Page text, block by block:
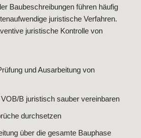
Baubeschreibungen führen häufig
juristische Verfahren.
juristische Kontrolle von
und Ausarbeitung von
B juristisch sauber vereinbaren
durchsetzen
über die gesamte Bauphase